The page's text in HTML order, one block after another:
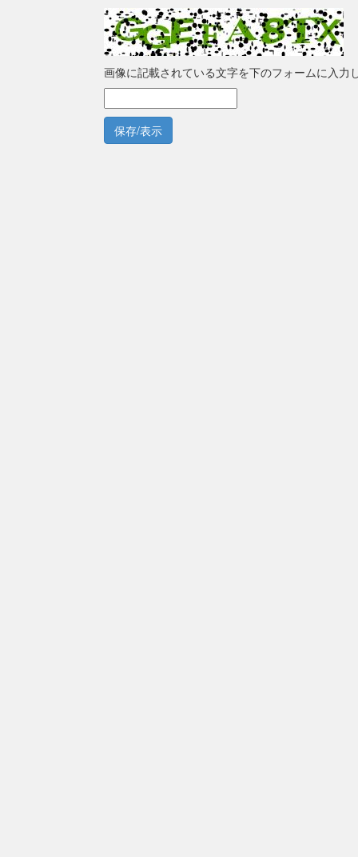
画像に記載されている文字を下のフォームに入力
保存/表示